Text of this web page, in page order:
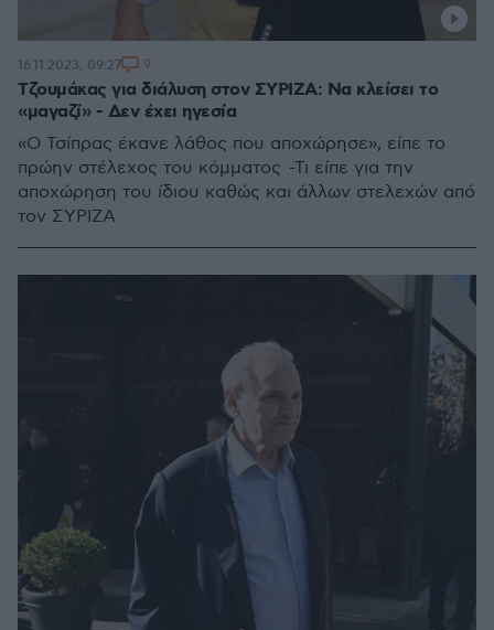
Τζουμάκας για διάλυση στον ΣΥΡΙΖΑ: Να κλείσει το
«μαγαζί» - Δεν έχει ηγεσία
«Ο Τσίπρας έκανε λάθος που αποχώρησε», είπε το
πρώην στέλεχος του κόμματος -Τι είπε για την
αποχώρηση του ίδιου καθώς και άλλων στελεχών από
τον ΣΥΡΙΖΑ
16.11.2023, 09:27 9